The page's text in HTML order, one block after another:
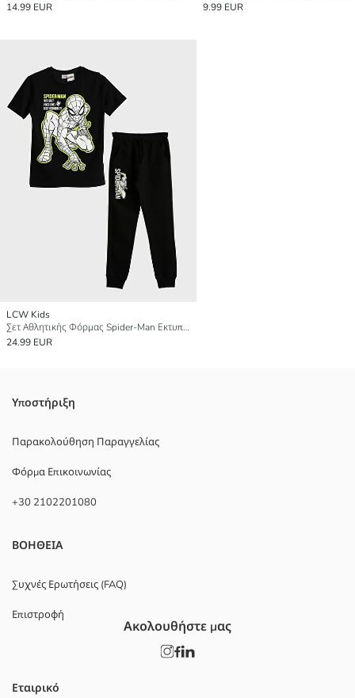
14.99 EUR
9.99 EUR
LCW Kids
Σετ Αθλητικής Φόρμας Spider-Man Εκτυπωμένο για Αγόρια
24.99 EUR
Υποστήριξη
Παρακολούθηση Παραγγελίας
Φόρμα Επικοινωνίας
+30 2102201080
ΒΟΗΘΕΙΑ
Συχνές Ερωτήσεις (FAQ)
Επιστροφή
Εταιρικό
Ακολουθήστε μας